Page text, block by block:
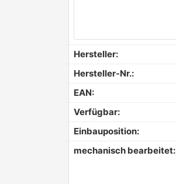
Hersteller:
Hersteller-Nr.:
EAN:
Verfügbar:
Einbauposition:
mechanisch bearbeitet: